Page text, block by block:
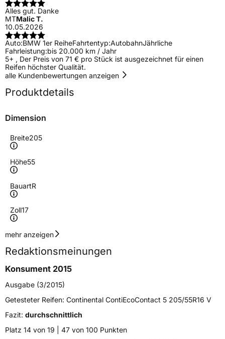
Alles gut. Danke
MTMalic T.
10.05.2026
Auto:BMW 1er ReiheFahrtentyp:AutobahnJährliche
Fahrleistung:bis 20.000 km / Jahr
5+ , Der Preis von 71 € pro Stück ist ausgezeichnet für einen
Reifen höchster Qualität.
alle Kundenbewertungen anzeigen
Produktdetails
Dimension
Breite205
Höhe55
BauartR
Zoll17
Geschwindigkeitsindex
Höchstgeschwindigkeit
240 km/h
Lastindex95
Höchstlast690 kg
Gewicht (in kg)9,408 kg
Generelle Merkmale
mehr anzeigen
Redaktionsmeinungen
Konsument 2015
Ausgabe (3/2015)
Getesteter Reifen: Continental ContiEcoContact 5 205/55R16 V
Fazit: durchschnittlich
Platz 14 von 19 | 47 von 100 Punkten